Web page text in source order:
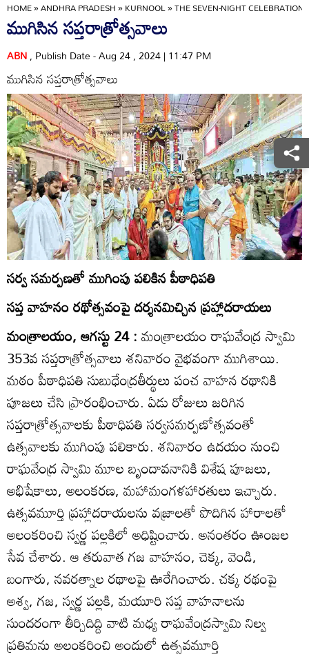
HOME»ANDHRA PRADESH»KURNOOL»THE SEVEN-NIGHT
ముగిసిన సప్తరాత్రోత్సవాలు
ABN, Publish Date - Aug 24 , 2024 | 11:47 PM
ముగిసిన సప్తరాత్రోత్సవాలు
సర్వ సమర్పణతో ముగింపు పలికిన పీఠాధిపతి
సప్త వాహనం రథోత్సవంపై దర్శనమిచ్చిన ప్రహ్లాదరాయలు
మంత్రాలయం, ఆగస్టు 24 :మంత్రాలయం రాఘవేంద్ర స్వామి
353వ సప్తరాత్రోత్సవాలు శనివారం వైభవంగా ముగిశాయి.
మఠం పీఠాధిపతి సుబుధేంద్రతీర్థులు పంచ వాహన రథానికి
పూజలు చేసి ప్రారంభించారు. ఏడు రోజులు జరిగిన
సప్తరాత్రోత్సవాలకు పీఠాధిపతి సర్వసమర్పణోత్సవంతో
ఉత్సవాలకు ముగింపు పలికారు. శనివారం ఉదయం నుంచి
రాఘవేంద్ర స్వామి మూల బృందావనానికి విశేష పూజలు,
అభిషేకాలు, అలంకరణ, మహామంగళహారతులు ఇచ్చారు.
ఉత్సవమూర్తి ప్రహ్లాదరాయలను వజ్రాలతో పొదిగిన హారాలతో
అలంకరించి స్వర్ణ పల్లకిలో అధిష్టించారు. అనంతరం ఊంజల
సేవ చేశారు. ఆ తరువాత గజ వాహనం, చెక్క, వెండి,
బంగారు, నవరత్నాల రథాలపై ఊరేగించారు. చక్క రథంపై
అశ్వ, గజ, స్వర్ణ పల్లకి, మయూరి సప్త వాహనాలను
సుందరంగా తీర్చిదిద్ది వాటి మధ్య రాఘవేంద్రస్వామి నిల్వ
ప్రతిమను అలంకరించి అందులో ఉత్సవమూర్తి